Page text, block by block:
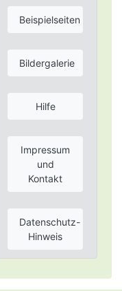
Beispielseiten
Bildergalerie
Hilfe
Impressum
und
Kontakt
Datenschutz-
Hinweis